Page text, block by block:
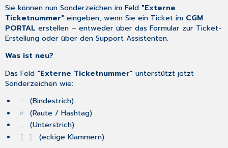
Sie können nun Sonderzeichen im Feld "Externe
Ticketnummer" eingeben, wenn Sie ein Ticket im CGM
PORTAL erstellen – entweder über das Formular zur Ticket-
Erstellung oder über den Support Assistenten.
Was ist neu?
Das Feld "Externe Ticketnummer"unterstützt jetzt
Sonderzeichen wie:
- (Bindestrich)
# (Raute / Hashtag)
(Unterstrich)
[ ]
(eckige Klammern)